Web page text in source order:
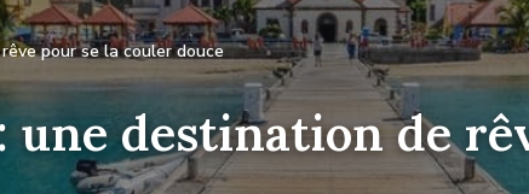
pour se la couler douce
destination de